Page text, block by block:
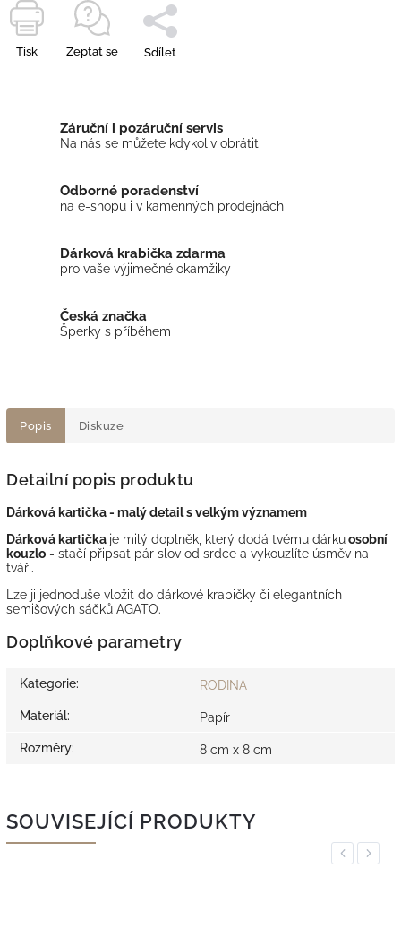
Tisk Zeptat se Sdílet
Záruční i pozáruční servis
Na nás se můžete kdykoliv obrátit
Odborné poradenství
na e-shopu i v kamenných prodejnách
Dárková krabička zdarma
pro vaše výjimečné okamžiky
Česká značka
Šperky s příběhem
Popis Diskuze
Detailní popis produktu
Dárková kartička - malý detail s velkým významem
Dárková kartička je milý doplněk, který dodá tvému dárkuosobní
kouzlo - stačí připsat pár slov od srdce a vykouzlíte úsměv na
tváři.
Lze ji jednoduše vložit do dárkové krabičky či elegantních
semišových sáčků AGATO.
Doplňkové parametry
Kategorie: RODINA
Materiál: Papír
Rozměry: 8 cm x 8 cm
SOUVISEJÍCÍ PRODUKTY
Previous
Next